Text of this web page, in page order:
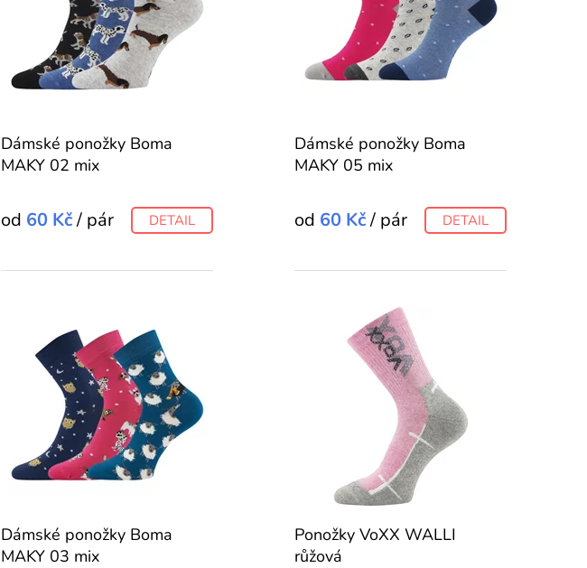
Dámské ponožky Boma
MAKY 02 mix
od 60 Kč/ pár DETAIL
Dámské ponožky Boma
MAKY 05 mix
od 60 Kč/ pár DETAIL
Dámské ponožky Boma
MAKY 03 mix
Ponožky VoXX WALLI
růžová